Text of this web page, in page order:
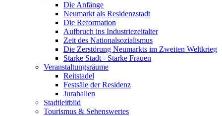
Die Anfänge
Neumarkt als Residenzstadt
Die Reformation
Aufbruch ins Industriezeitalter
Zeit des Nationalsozialismus
Die Zerstörung Neumarkts im Zweiten Weltkrieg
Starke Stadt - Starke Frauen
Veranstaltungsräume
Reitstadel
Festsäle der Residenz
Jurahallen
Stadtleitbild
Tourismus & Sehenswertes